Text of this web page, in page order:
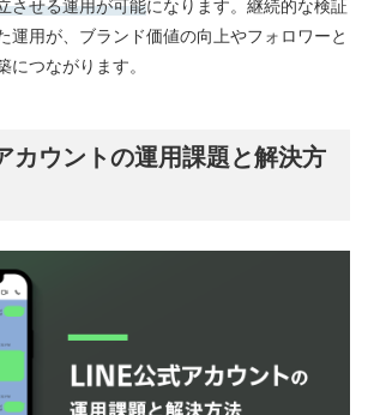
させる運用が可能になります。継続的な検証
運用が、ブランド価値の向上やフォロワーと
につながります。
カウントの運用課題と解決方